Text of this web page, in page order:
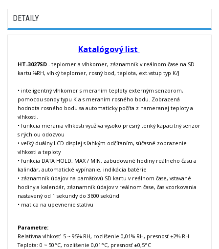
DETAILY
Katalógový list
HT-3027SD - teplomer a vlhkomer, záznamník v reálnom čase na SD
kartu %RH, vlhký teplomer, rosný bod, teplota, ext.vstup typ K/J
• inteligentný vlhkomer s meraním teploty externým senzorom,
pomocou sondy typu K a s meraním rosného bodu. Zobrazená
hodnota rosného bodu sa automaticky počíta z nameranej teploty a
vlhkosti.
• funkcia merania vlhkosti využíva vysoko presný tenký kapacitný senzor
s rýchlou odozvou
• veľký duálny LCD displej s ľahkým odčítaním, súčasné zobrazenie
vlhkosti a teploty
• funkcia DATA HOLD, MAX / MIN, zabudované hodiny reálneho času a
kalindár, automatické vypínanie, indikácia batérie
• záznamník údajov na pamäťovú SD kartu v reálnom čase, vstavané
hodiny a kalendár, záznamník údajov v reálnom čase, čas vzorkovania
nastavený od 1 sekundy do 3600 sekúnd
• matica na upevnenie statívu
Parametre:
Relatívna vlhkosť: 5 ~ 95% RH, rozlíšenie 0,01% RH, presnosť ±2% RH
Teplota: 0 ~ 50°C, rozlíšenie 0,01°C, presnosť ±0,5°C